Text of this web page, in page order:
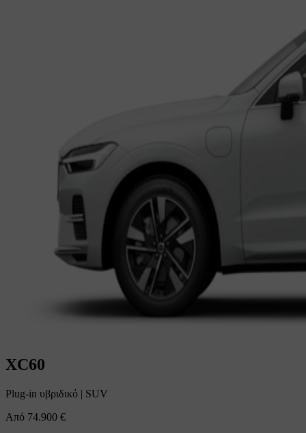
XC60
Plug-in υβριδικό | SUV
Από 74.900 €